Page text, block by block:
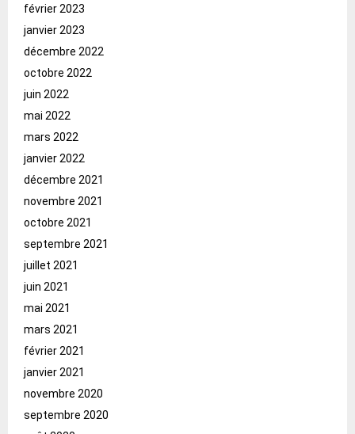
février 2023
janvier 2023
décembre 2022
octobre 2022
juin 2022
mai 2022
mars 2022
janvier 2022
décembre 2021
novembre 2021
octobre 2021
septembre 2021
juillet 2021
juin 2021
mai 2021
mars 2021
février 2021
janvier 2021
novembre 2020
septembre 2020